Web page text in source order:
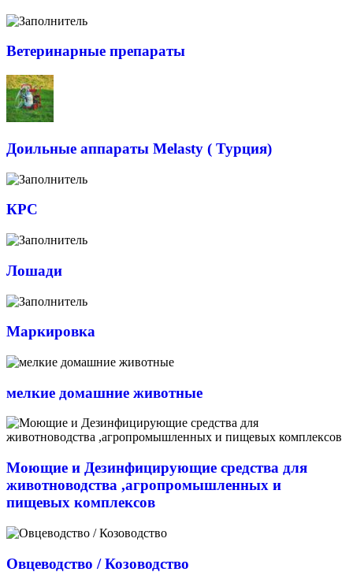
Ветеринарные препараты
Доильные аппараты Melasty ( Турция)
КРС
Лошади
Маркировка
мелкие домашние животные
Моющие и Дезинфицирующие средства для
животноводства ,агропромышленных и
пищевых комплексов
Овцеводство / Козоводство